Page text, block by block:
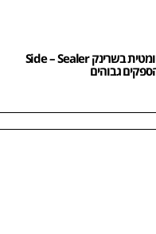
מכונת אריזה אוטומטית בשרינק Side – Sealer
גבוהים